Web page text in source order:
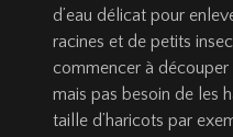
d’eau délicat pour
racines et de petits
commencer à
mais pas besoin de les
taille d’haricots par